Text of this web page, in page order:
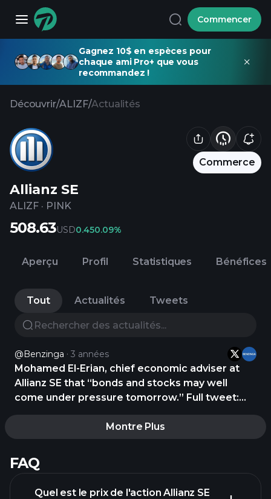
Commencer
Gagnez 10$ en espèces pour
chaque ami Pro+ que vous
recommandez !
Découvrir/ALIZF/Actualités
Commerce
Allianz SE
ALIZF · PINK
508.63USD0.450.09%
Aperçu Profil Statistiques Bénéfices
Tout Actualités Tweets
@Benzinga 3 années
Mohamed El-Erian, chief economic adviser at
Allianz SE that “bonds and stocks may well
come under pressure tomorrow.” Full tweet:
https://t.co/UGkA9mJM9n
Montre Plus
FAQ
Quel est le prix de l'action Allianz SE